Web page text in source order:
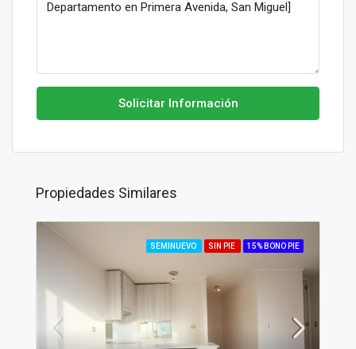
Solicitar Información
Propiedades Similares
SEMINUEVO SIN PIE 15% BONO PIE